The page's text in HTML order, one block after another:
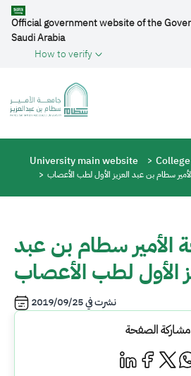
Skip to main content
Official government website of the
Saudi Arabia
How to verify
Breadcrumb
University main website
سطام بن عبد العزيز الأول لطب الأعصاب
الأمير سطام بن عبد
الأول لطب الأعصاب
نشرت في2019/09/25
مشاركة الصفحة